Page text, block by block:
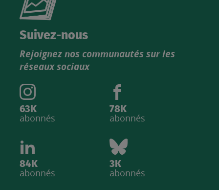
catalogue
Suivez-nous
Rejoignez nos communautés sur les
réseaux sociaux
63K
abonnés
78K
abonnés
84K
abonnés
3K
abonnés